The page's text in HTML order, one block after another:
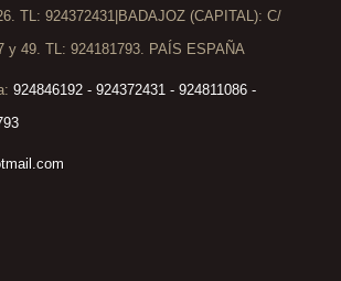
TL: 924372431|BADAJOZ (CAPITAL): C/
y 49. TL: 924181793. PAÍS ESPAÑA
924846192 - 924372431 - 924811086 -